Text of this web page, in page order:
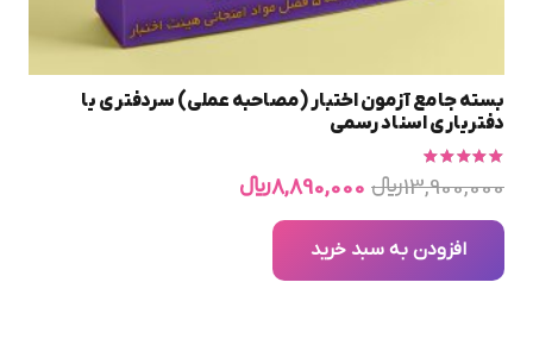
بسته جامع آزمون اختبار (مصاحبه عملی) سردفتری یا
دفتریاری اسناد رسمی
4.56از 513,900,000﷼ قیمت
اصلی
بود.
8,890,000﷼
افزودن به سبد خرید